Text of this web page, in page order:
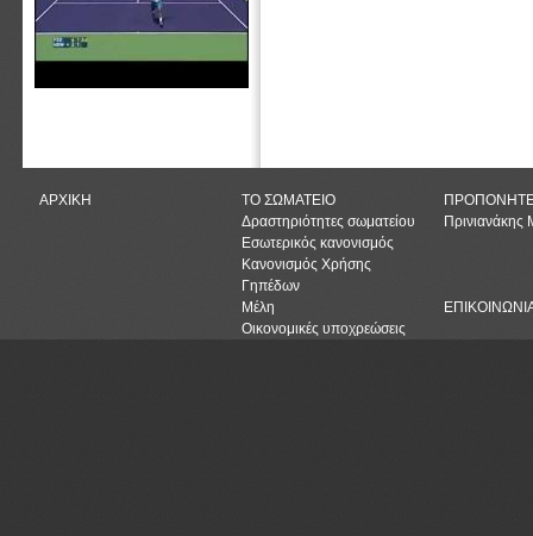
ΑΡΧΙΚΗ
ΤΟ ΣΩΜΑΤΕΙΟ
Δραστηριότητες σωματείου
Εσωτερικός κανονισμός
Κανονισμός Χρήσης
Γηπέδων
Μέλη
Οικονομικές υποχρεώσεις
Πρινιανάκης